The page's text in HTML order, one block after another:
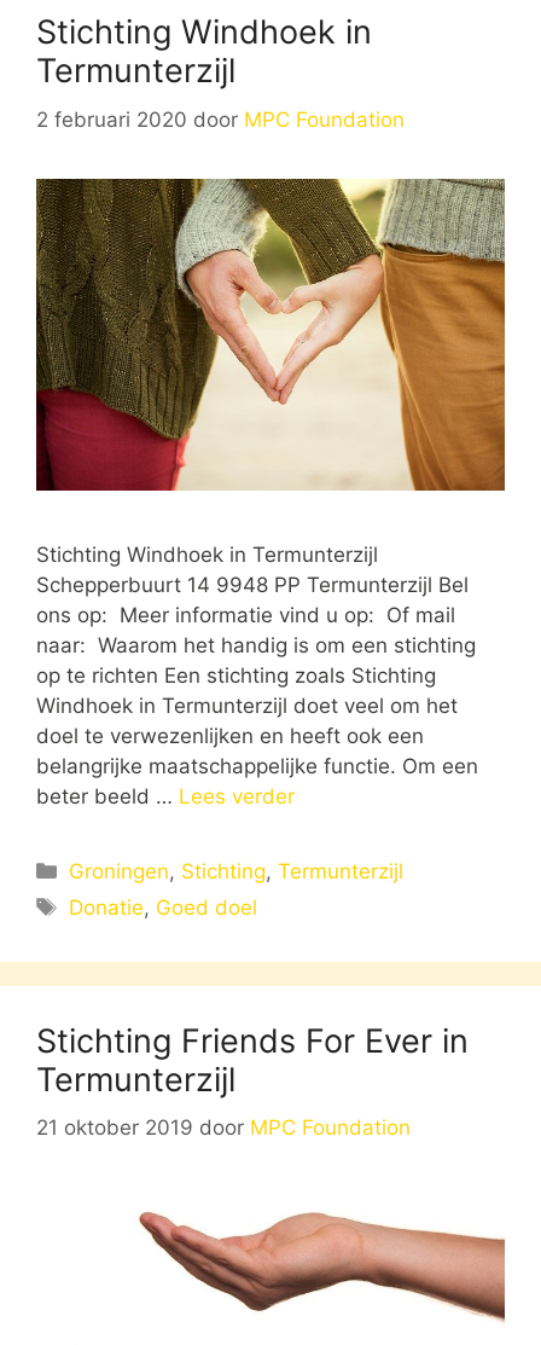
Stichting Windhoek in
Termunterzijl
2 februari 2020 door MPC Foundation
Stichting Windhoek in Termunterzijl
Schepperbuurt 14 9948 PP Termunterzijl Bel
ons op: Meer informatie vind u op: Of mail
naar: Waarom het handig is om een stichting
op te richten Een stichting zoals Stichting
Windhoek in Termunterzijl doet veel om het
doel te verwezenlijken en heeft ook een
belangrijke maatschappelijke functie. Om een
beter beeld … Lees verder
Categorieën
Groningen, Stichting,Termunterzijl
Tags
Donatie, Goed doel
Stichting Friends For Ever in
Termunterzijl
21 oktober 2019 door MPC Foundation